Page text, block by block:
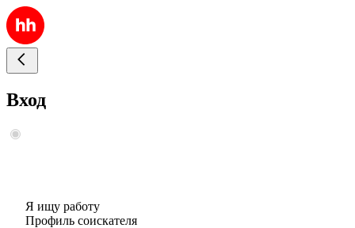
Вход
Я ищу работу
Профиль соискателя